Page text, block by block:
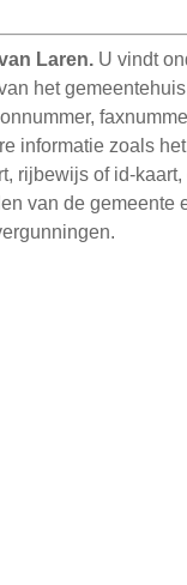
Laren. U vindt
het
informatie zoals
rijbewijs of id-
van de gemeente